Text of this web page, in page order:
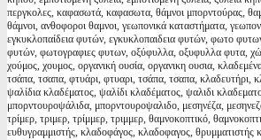
περγκολες, καφασωτά, καφασωτα, θάμνοι μπορντούρας,
θάμνοι, ανθοφοροι θαμνοι, γεωπονικά καταστήματα,
εγκυκλοπαίδεια φυτών, εγκυκλοπαιδεια φυτών, φωτο
φυτών, φωτογραφιες φυτων, οξύφυλλα, οξυφυλλα φυτα,
χούμος, χουμος, οργανική ουσία, οργανικη ουσια,
τσάπα, τσαπα, φτυάρι, φτυαρι, τσάπα, τσαπα, κλαδευτήρι,
ψαλίδια κλαδέματος, ψαλίδι κλαδέματος, ψαλιδι
μπορντουροψάλιδα, μπορντουροψαλιδο, μεσηνέζα,
τρίμερ, τριμερ, τρίμμερ, τριμμερ, θαμνοκοπτικό,
ευθυγραμμιστής, κλαδοφάγος, κλαδοφαγος, θρυμματιστής